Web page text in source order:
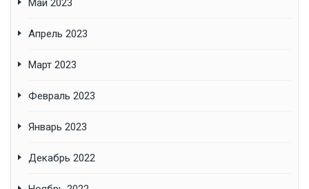
Май 2023
Апрель 2023
Март 2023
Февраль 2023
Январь 2023
Декабрь 2022